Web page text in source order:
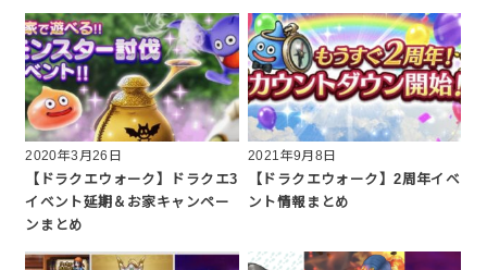
2020年3月26日
【ドラクエウォーク】ドラクエ3
イベント延期＆お家キャンペー
ンまとめ
2021年9月8日
【ドラクエウォーク】2周年イベ
ント情報まとめ